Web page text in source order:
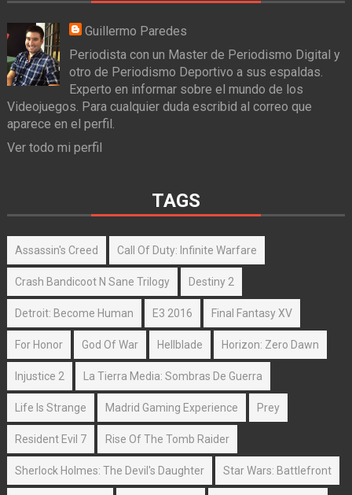
Guillermo Paredes
Periodista con un Master de Periodismo Digital y
otro de Periodismo Deportivo a sus espaldas.
Experto en informar sobre el mundo de los
Videojuegos. Para cualquier duda escribid al correo que
aparece en el perfil.
Ver todo mi perfil
TAGS
Assassin's Creed Call Of Duty: Infinite Warfare
Crash Bandicoot N Sane Trilogy Destiny 2
Detroit: Become Human E3 2016 Final Fantasy XV
For Honor God Of War Hellblade Horizon: Zero Dawn
Injustice 2 La Tierra Media: Sombras De Guerra
Life Is Strange Madrid Gaming Experience Prey
Resident Evil 7 Rise Of The Tomb Raider
Sherlock Holmes: The Devil's Daughter Star Wars: Battlefront